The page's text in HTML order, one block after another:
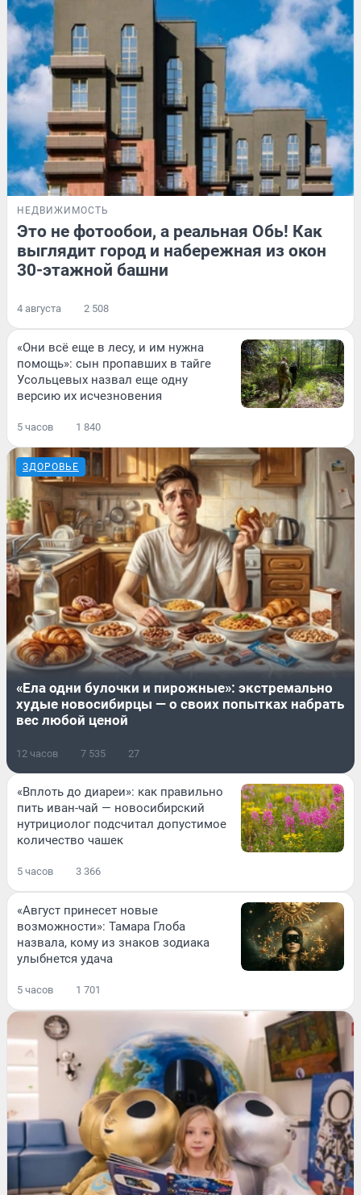
НЕДВИЖИМОСТЬ
Это не фотообои, а реальная Обь! Как
выглядит город и набережная из окон
30-этажной башни
4 августа 2 508
«Они всё еще в лесу, и им нужна
помощь»: сын пропавших в тайге
Усольцевых назвал еще одну
версию их исчезновения
5 часов 1 840
ЗДОРОВЬЕ
«Ела одни булочки и пирожные»: экстремально
худые новосибирцы — о своих попытках набрать
вес любой ценой
12 часов 7 535 27
«Вплоть до диареи»: как правильно
пить иван-чай — новосибирский
нутрициолог подсчитал допустимое
количество чашек
5 часов 3 366
«Август принесет новые
возможности»: Тамара Глоба
назвала, кому из знаков зодиака
улыбнется удача
5 часов 1 701